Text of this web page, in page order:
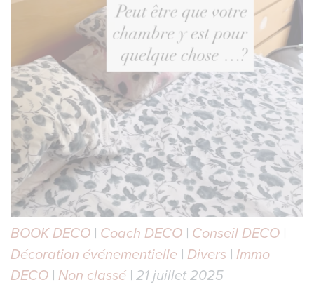
BOOK DECO | Coach DECO | Conseil DECO |
Décoration événementielle | Divers | Immo
DECO | Non classé | 21 juillet 2025